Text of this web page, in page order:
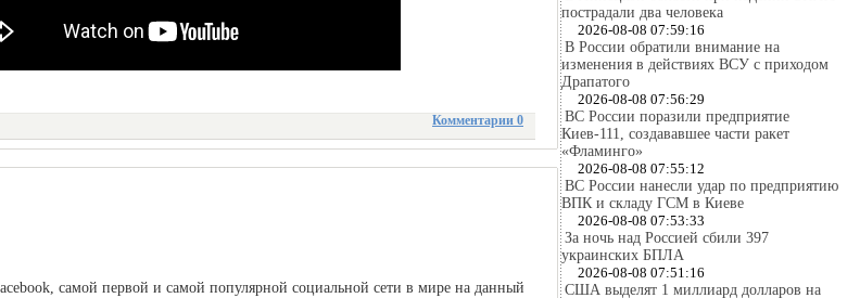
Комментарии 0
самой первой и самой популярной социальной сети в мире на данный
пострадали два человека
2026-08-08 07:59:16
В России обратили внимание на
изменения в действиях ВСУ с приходом
Драпатого
2026-08-08 07:56:29
ВС России поразили предприятие
Киев-111, создававшее части ракет
«Фламинго»
2026-08-08 07:55:12
ВС России нанесли удар по предприятию
ВПК и складу ГСМ в Киеве
2026-08-08 07:53:33
За ночь над Россией сбили 397
украинских БПЛА
2026-08-08 07:51:16
США выделят 1 миллиард долларов на